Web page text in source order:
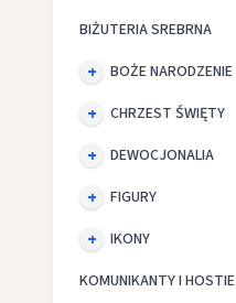
BIŻUTERIA SREBRNA
BOŻE NARODZENIE
CHRZEST ŚWIĘTY
DEWOCJONALIA
FIGURY
IKONY
KOMUNIKANTY I HOSTIE